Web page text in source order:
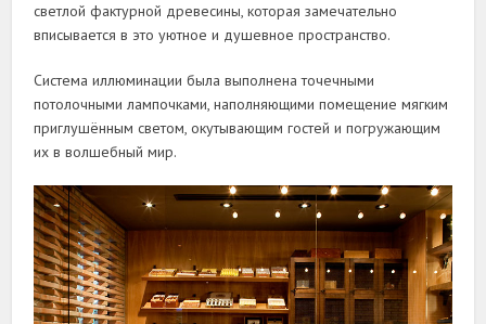
светлой фактурной древесины, которая замечательно
вписывается в это уютное и душевное пространство.
Система иллюминации была выполнена точечными
потолочными лампочками, наполняющими помещение мягким
приглушённым светом, окутывающим гостей и погружающим
их в волшебный мир.